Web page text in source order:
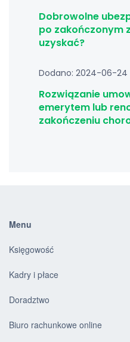
Dobrowolne
po zakończonym
uzyskać?
Dodano: 2024-06-24
Rozwiązanie
emerytem lub
zakończeniu
Menu
Księgowość
Kadry i płace
Doradztwo
Biuro rachunkowe online